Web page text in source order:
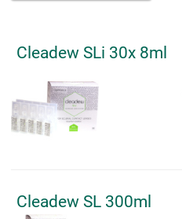
Cleadew SLi 30x 8ml
Cleadew SL 300ml